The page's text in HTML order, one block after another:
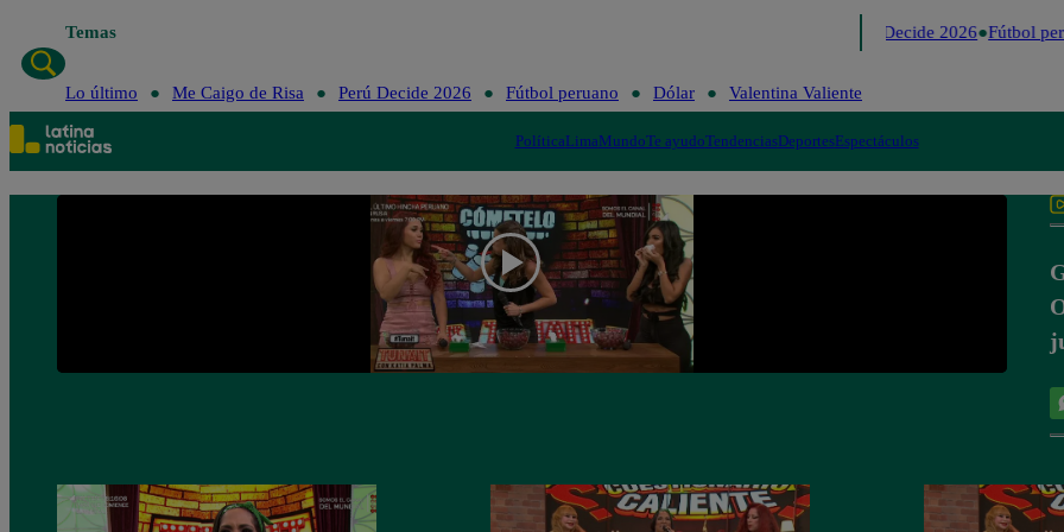
Temas Perú Decide 2026 Fútbol
Lo último Me Caigo de Risa Perú Decide 2026 Fútbol peruano Dólar Valentina Valiente
PolíticaLimaMundoTe ayudoTendenciasDeportesEspectáculos